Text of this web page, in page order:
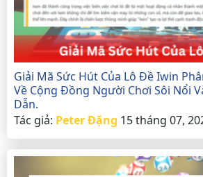
Giải Mã Sức Hút Của Lô Đề Iwin
Về Cộng Đồng Người Chơi Sôi Nổi
Dẫn.
Tác giả: Peter Đặng 15 tháng 07,